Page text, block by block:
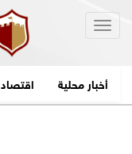
أخبار محلية اقتصاد